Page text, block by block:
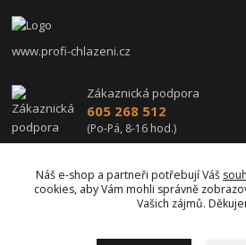
www.profi-chlazeni.cz
Zákaznická podpora
605 268 512
(Po-Pá, 8-16 hod.)
Náš e-shop a partneři potřebují Váš
cookies, aby Vám mohli správně
Vašich zájmů.